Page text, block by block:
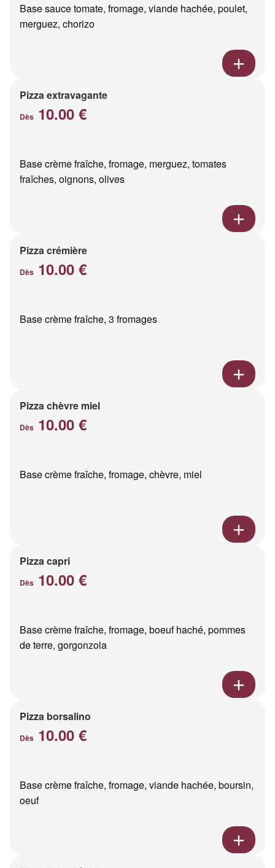
Base sauce tomate, fromage, viande hachée, poulet,
merguez, chorizo
Pizza extravagante
Dès 10.00 €
Base crème fraîche, fromage, merguez, tomates
fraîches, oignons, olives
Pizza crémière
Dès 10.00 €
Base crème fraîche, 3 fromages
Pizza chèvre miel
Dès 10.00 €
Base crème fraîche, fromage, chèvre, miel
Pizza capri
Dès 10.00 €
Base crème fraîche, fromage, boeuf haché, pommes
de terre, gorgonzola
Pizza borsalino
Dès 10.00 €
Base crème fraîche, fromage, viande hachée, boursin,
oeuf